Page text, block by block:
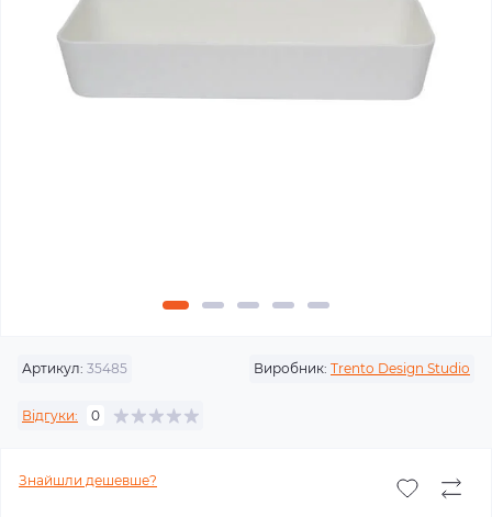
Артикул: 35485 Виробник: Trento Design Studio
Відгуки: 0
Знайшли дешевше?